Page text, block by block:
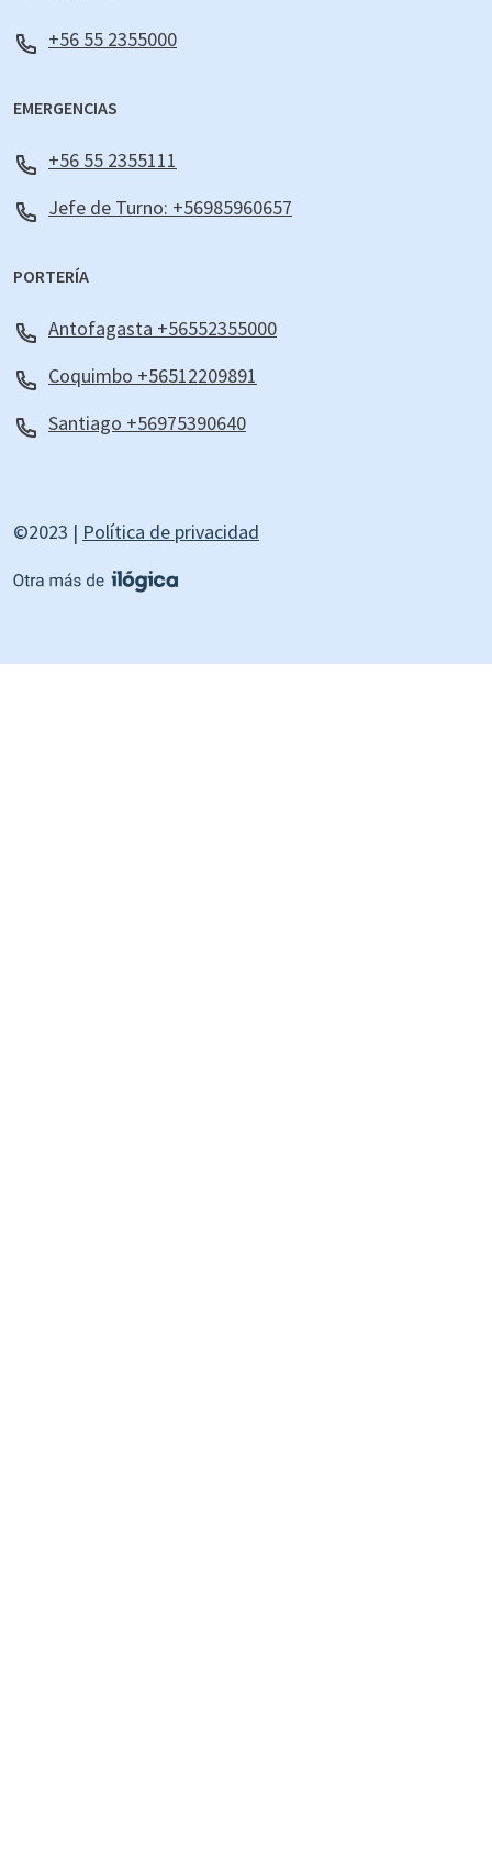
+56 55 2355000
EMERGENCIAS
+56 55 2355111
Jefe de Turno: +56985960657
PORTERÍA
Antofagasta +56552355000
Coquimbo +56512209891
Santiago +56975390640
©2023 | Política de privacidad